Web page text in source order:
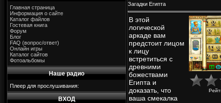
Главная страница
Информация о сайте
Каталог файлов
Гостевая книга
Форум
Блог
FAQ (вопрос/ответ)
Онлайн игры
Каталог сайтов
Фотоальбомы
Наше радио
Плеер для прослушивания:
ВХОД
Загадки Египта
В этой
логической
аркаде вам
предстоит лицом
к лицу
встретиться с
древними
божествами
Египта и
доказать, что
ваша смекалка